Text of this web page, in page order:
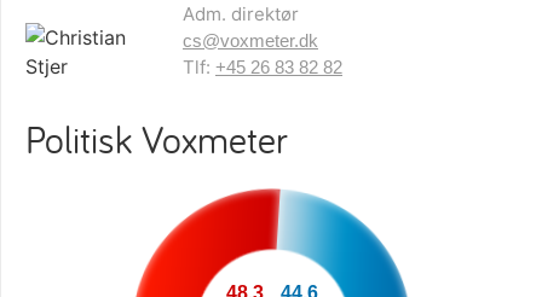
Adm. direktør
cs@voxmeter.dk
Tlf: +45 26 83 82 82
Politisk Voxmeter